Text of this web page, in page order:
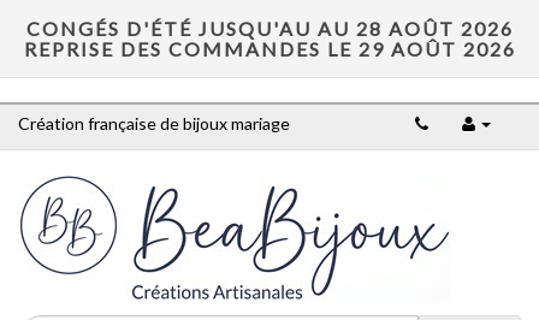
CONGÉS D'ÉTÉ JUSQU'AU AU 28 AOÛT 2026
REPRISE DES COMMANDES LE 29 AOÛT 2026
Création française de bijoux mariage